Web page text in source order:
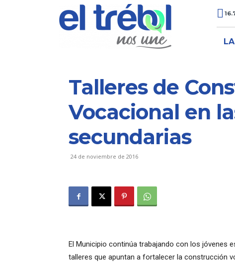
Talleres de
Vocacional en
secundarias
24 de noviembre de 2016
El Municipio continúa trabajando con los jóvenes
talleres que apuntan a fortalecer la construcción